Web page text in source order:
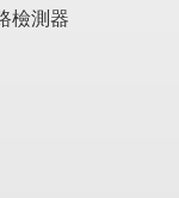
檢測器